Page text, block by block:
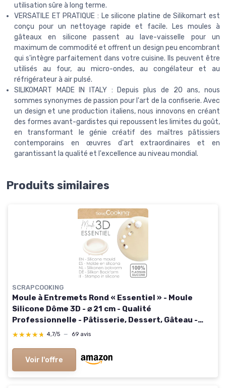
utilisation sûre à long terme.
VERSATILE ET PRATIQUE : Le silicone platine de Silikomart est
conçu pour un nettoyage rapide et facile. Les moules à
gâteaux en silicone passent au lave-vaisselle pour un
maximum de commodité et offrent un design peu encombrant
qui s'intègre parfaitement dans votre cuisine. Ils peuvent être
utilisés au four, au micro-ondes, au congélateur et au
réfrigérateur à air pulsé.
SILIKOMART MADE IN ITALY : Depuis plus de 20 ans, nous
sommes synonymes de passion pour l'art de la confiserie. Avec
un design et une production italiens, nous innovons en créant
des formes avant-gardistes qui repoussent les limites du goût,
en transformant le génie créatif des maîtres pâtissiers
contemporains en œuvres d'art extraordinaires et en
garantissant la qualité et l'excellence au niveau mondial.
Produits similaires
SCRAPCOOKING
Moule à Entremets Rond « Essentiel » - Moule
Silicone Dôme 3D - ⌀ 21 cm - Qualité
Professionnelle - Pâtisserie, Dessert, Gâteau -
Avec Recette - Blanc - 2890
★★★★★
★★★★★ 4,7/5 — 69 avis
Voir l'offre